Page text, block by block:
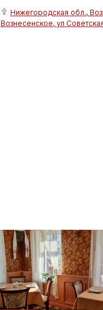
Нижегородская обл.,
Вознесенское, ул